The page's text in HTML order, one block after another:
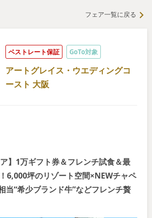
フェア一覧に戻る
ベストレート保証 GoTo対象
アートグレイス・ウエディングコ
ースト 大阪
ア】1万ギフト券＆フレンチ試食＆最
6,000坪のリゾート空間×NEWチャペ
当“希少ブランド牛”などフレンチ贅